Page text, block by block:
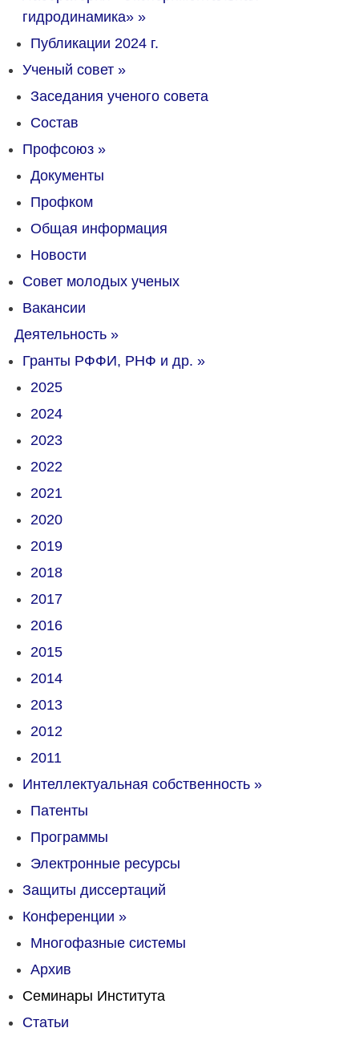
гидродинамика» »
Публикации 2024 г.
Ученый совет »
Заседания ученого совета
Состав
Профсоюз »
Документы
Профком
Общая информация
Новости
Совет молодых ученых
Вакансии
Деятельность »
Гранты РФФИ, РНФ и др. »
2025
2024
2023
2022
2021
2020
2019
2018
2017
2016
2015
2014
2013
2012
2011
Интеллектуальная собственность »
Патенты
Программы
Электронные ресурсы
Защиты диссертаций
Конференции »
Многофазные системы
Архив
Семинары Института
Статьи